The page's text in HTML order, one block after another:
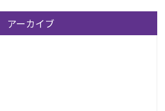
アーカイブ